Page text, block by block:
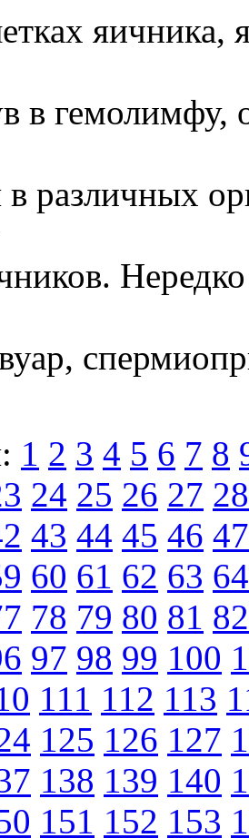
яичника,
в гемолимфу,
в различных
1 2 3 4 5 6 7 8
24 25 26 27 28
43 44 45 46 47
60 61 62 63 64
78 79 80 81 82
97 98 99 100
111 112 113
125 126 127
138 139 140
151 152 153